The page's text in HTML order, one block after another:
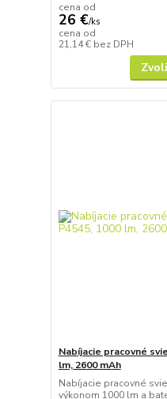
cena od
26 €/ks
cena od
21,14 € bez DPH
Nabíjacie pracovné
lm, 2600 mAh
Nabíjacie pracovné
výkonom 1000 lm a